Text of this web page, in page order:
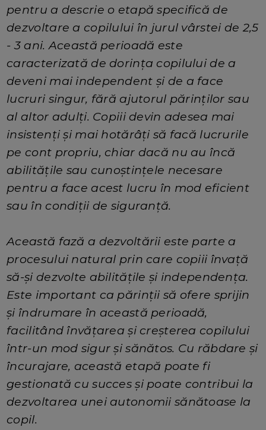
pentru a descrie o etapă specifică de
dezvoltare a copilului în jurul vârstei de 2,5
- 3 ani. Această perioadă este
caracterizată de dorința copilului de a
deveni mai independent și de a face
lucruri singur, fără ajutorul părinților sau
al altor adulți. Copiii devin adesea mai
insistenți și mai hotărâți să facă lucrurile
pe cont propriu, chiar dacă nu au încă
abilitățile sau cunoștințele necesare
pentru a face acest lucru în mod eficient
sau în condiții de siguranță.
Această fază a dezvoltării este parte a
procesului natural prin care copiii învață
să-și dezvolte abilitățile și independența.
Este important ca părinții să ofere sprijin
și îndrumare în această perioadă,
facilitând învățarea și creșterea copilului
într-un mod sigur și sănătos. Cu răbdare și
încurajare, această etapă poate fi
gestionată cu succes și poate contribui la
dezvoltarea unei autonomii sănătoase la
copil.